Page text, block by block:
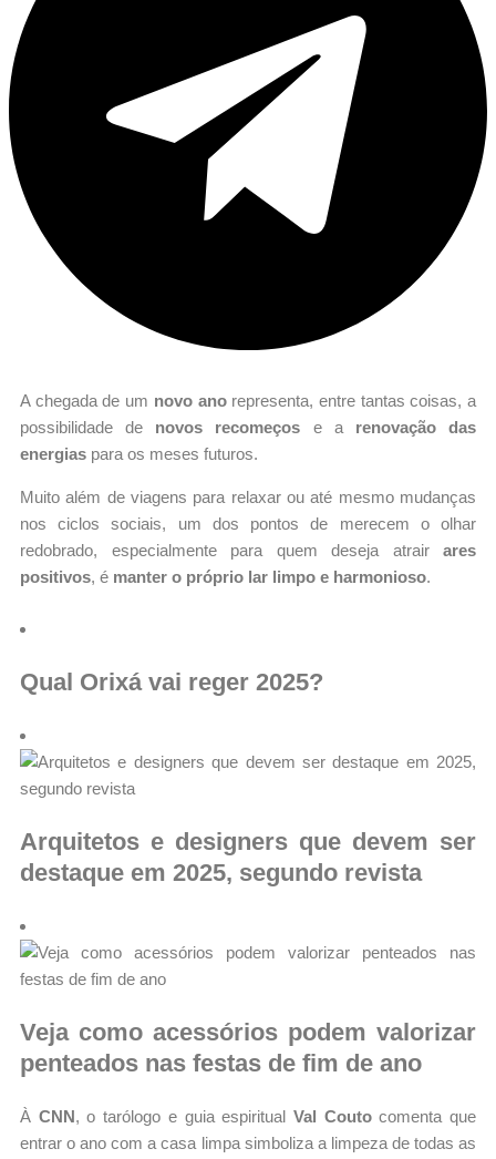
A chegada de um novo anorepresenta, entre tantas coisas, a
possibilidade de novos recomeços e a renovação das
energias para os meses futuros.
Muito além de viagens para relaxar ou até mesmo mudanças
nos ciclos sociais, um dos pontos de merecem o olhar
redobrado, especialmente para quem deseja atrair ares
positivos, é manter o próprio lar limpo e harmonioso.
Qual Orixá vai reger 2025?
Arquitetos e designers que devem ser
destaque em 2025, segundo revista
Veja como acessórios podem valorizar
penteados nas festas de fim de ano
À CNN, o tarólogo e guia espiritual Val Coutocomenta que
entrar o ano com a casa limpa simboliza a limpeza de todas as